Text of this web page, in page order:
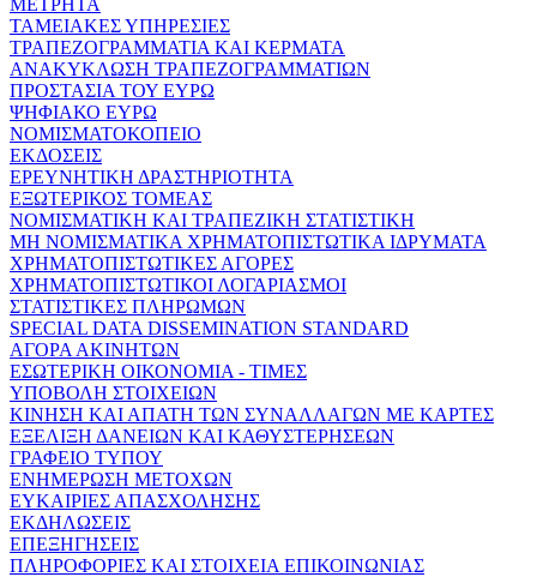
ΤΑΜΕΙΑΚΕΣ ΥΠΗΡΕΣΙΕΣ
ΤΡΑΠΕΖΟΓΡΑΜΜΑΤΙΑ ΚΑΙ ΚΕΡΜΑΤΑ
ΑΝΑΚΥΚΛΩΣΗ ΤΡΑΠΕΖΟΓΡΑΜΜΑΤΙΩΝ
ΠΡΟΣΤΑΣΙΑ ΤΟΥ ΕΥΡΩ
ΨΗΦΙΑΚΟ ΕΥΡΩ
ΝΟΜΙΣΜΑΤΟΚΟΠΕΙΟ
ΕΚΔΟΣΕΙΣ
ΕΡΕΥΝΗΤΙΚΗ ΔΡΑΣΤΗΡΙΟΤΗΤΑ
ΕΞΩΤΕΡΙΚΟΣ ΤΟΜΕΑΣ
ΝΟΜΙΣΜΑΤΙΚΗ ΚΑΙ ΤΡΑΠΕΖΙΚΗ ΣΤΑΤΙΣΤΙΚΗ
ΜΗ ΝΟΜΙΣΜΑΤΙΚΑ ΧΡΗΜΑΤΟΠΙΣΤΩΤΙΚΑ ΙΔΡΥΜΑΤΑ
ΧΡΗΜΑΤΟΠΙΣΤΩΤΙΚΕΣ ΑΓΟΡΕΣ
ΧΡΗΜΑΤΟΠΙΣΤΩΤΙΚΟΙ ΛΟΓΑΡΙΑΣΜΟΙ
ΣΤΑΤΙΣΤΙΚΕΣ ΠΛΗΡΩΜΩΝ
SPECIAL DATA DISSEMINATION STANDARD
ΑΓΟΡΑ ΑΚΙΝΗΤΩΝ
ΕΣΩΤΕΡΙΚΗ ΟΙΚΟΝΟΜΙΑ - ΤΙΜΕΣ
ΥΠΟΒΟΛΗ ΣΤΟΙΧΕΙΩΝ
ΚΙΝΗΣΗ ΚΑΙ ΑΠΑΤΗ ΤΩΝ ΣΥΝΑΛΛΑΓΩΝ ΜΕ ΚΑΡΤΕΣ
ΕΞΕΛΙΞΗ ΔΑΝΕΙΩΝ ΚΑΙ ΚΑΘΥΣΤΕΡΗΣΕΩΝ
ΓΡΑΦΕΙΟ ΤΥΠΟΥ
ΕΝΗΜΕΡΩΣΗ ΜΕΤΟΧΩΝ
ΕΥΚΑΙΡΙΕΣ ΑΠΑΣΧΟΛΗΣΗΣ
ΕΚΔΗΛΩΣΕΙΣ
ΕΠΕΞΗΓΗΣΕΙΣ
ΠΛΗΡΟΦΟΡΙΕΣ ΚΑΙ ΣΤΟΙΧΕΙΑ ΕΠΙΚΟΙΝΩΝΙΑΣ